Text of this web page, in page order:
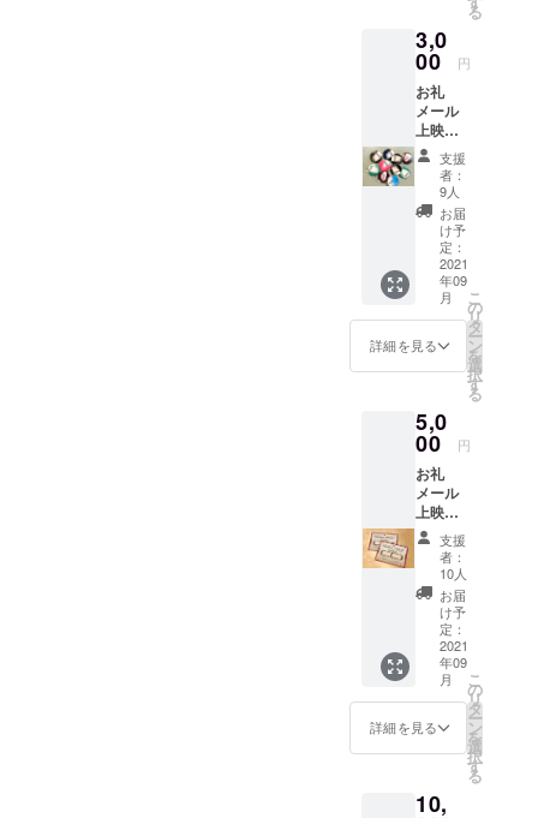
の文化を
リードして
きました。
その土地で
活動する
様々なプロ
ジェクトが
集結し、9
月〜10月に2
週間にわた
り開催する
試みが『水
戸クリエイ
ティヴ
ク』。今年
で11年目の
開催となり
コロナ禍
後、価値観
やまちの様
相が代わり
文化のあり
方も変容し
つつありま
す。新市民
MitoriOエリ
る
3,0
00 円
お礼
メール
上映時
名前表
示
（小）
バッヂ1
個（ど
の種類
が届く
かはお
楽し
み!） ※
必ず備
考欄に
「表示
名前」
をご記
入くだ
さい。
支援
者：
9人
お届
け予
定：
2021
年09
月
詳細を見る
こ
の
リ
タ
ー
ン
を
選
択
す
る
5,0
00 円
お礼
メール
上映時
名前表
示
（中）
バッヂ1
個（ど
の種類
が届く
かはお
楽し
み!） シ
ネポー
トシア
ターチ
枚（デ
支援
者：
10人
お届
け予
定：
2021
年09
月
詳細を見る
こ
の
リ
タ
ー
ン
を
選
択
す
る
10,